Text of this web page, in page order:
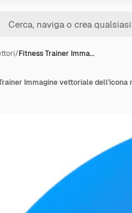
/Fitness Trainer Imma…